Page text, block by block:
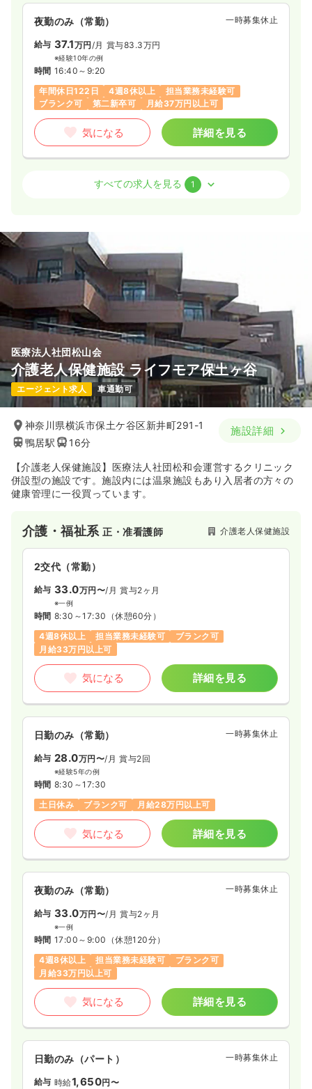
夜勤のみ（常勤） 一時募集休止
給与 37.1万円 /月 賞与83.3万円
※経験10年の例
時間 16:40～9:20
年間休日122日
4週8休以上
担当業務未経験可
ブランク可
第二新卒可 月給37万円以上可
気になる 詳細を見る
正看護師
万円〜
※一例
時間 9:00～17:00（休憩60分）
土日祝休み
年間休日122日
ブランク可
月給25万円以上可
気になる 詳細を見る
すべての求人を見る 1
医療法人社団松山会
介護老人保健施設 ライフモア保土ヶ谷
エージェント求人 車通勤可
神奈川県横浜市保土ケ谷区新井町291-1
鴨居駅
16分
施設詳細
【介護老人保健施設】医療法人社団松和会運営するクリニック
併設型の施設です。施設内には温泉施設もあり入居者の方々の
健康管理に一役買っています。
介護・福祉系正・准看護師 介護老人保健施設
2交代（常勤）
給与 33.0万円〜/月 賞与2ヶ月
※一例
時間 8:30～17:30 （休憩60分）
4週8休以上
担当業務未経験可
ブランク可
月給33万円以上可
気になる 詳細を見る
日勤のみ（常勤） 一時募集休止
給与 28.0万円〜/月 賞与2回
※経験5年の例
時間 8:30～17:30
土日休み
ブランク可 月給28万円以上可
気になる 詳細を見る
夜勤のみ（常勤） 一時募集休止
給与 33.0万円〜/月 賞与2ヶ月
※一例
時間 17:00～9:00 （休憩120分）
4週8休以上
担当業務未経験可
ブランク可
月給33万円以上可
気になる 詳細を見る
日勤のみ（パート） 一時募集休止
給与 時給1,650円〜